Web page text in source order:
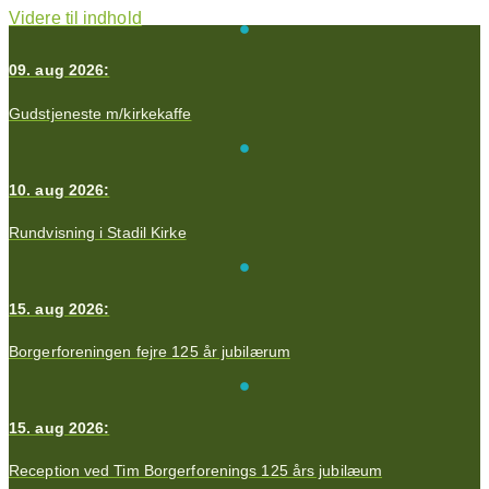
Videre til indhold
09. aug 2026:
Gudstjeneste m/kirkekaffe
10. aug 2026:
Rundvisning i Stadil Kirke
15. aug 2026:
Borgerforeningen fejre 125 år jubilærum
15. aug 2026:
Reception ved Tim Borgerforenings 125 års jubilæum